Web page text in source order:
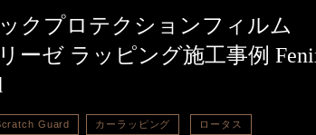
クプロテクションフィルム
ーゼ ラッピング施工事例
Guard カーラッピング ロータス